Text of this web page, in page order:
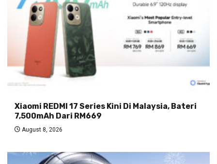
Xiaomi REDMI 17 Series Kini Di Malaysia, Bateri
7,500mAh Dari RM669
August 8, 2026